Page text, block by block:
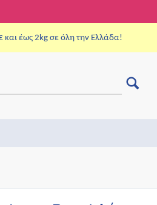
έως 2kg σε όλη την Ελλάδα!